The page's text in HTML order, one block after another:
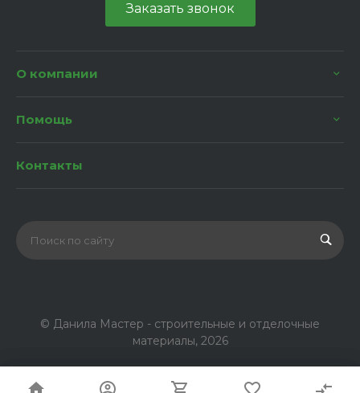
Заказать звонок
О компании
Помощь
Контакты
© Данила Мастер - строительные и отделочные
материалы, 2026